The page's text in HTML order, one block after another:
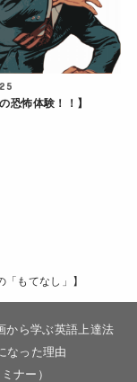
恐怖体験！！】
「もてなし」】
から学ぶ英語上達法
なった理由
ナー）